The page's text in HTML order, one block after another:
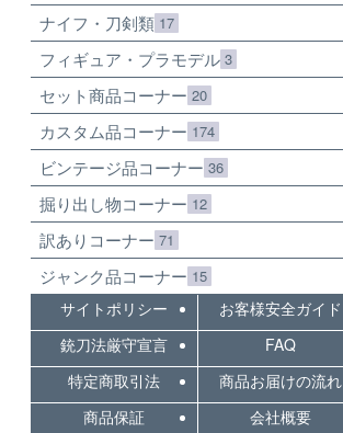
ナイフ・刀剣類 17
フィギュア・プラモデル 3
セット商品コーナー 20
カスタム品コーナー 174
ビンテージ品コーナー 36
掘り出し物コーナー 12
訳ありコーナー 71
ジャンク品コーナー 15
サイトポリシー
お客様安全ガイド
銃刀法厳守宣言
FAQ
特定商取引法
商品お届けの流れ
商品保証
会社概要